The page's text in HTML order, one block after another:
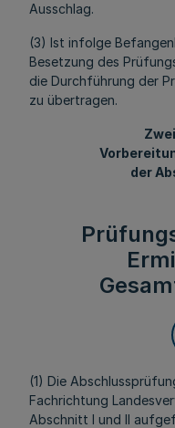
Ausschlag.
(3) Ist infolge
Besetzung des
die Durchführung der
zu übertragen.
der
(1) Die
Fachrichtung
Abschnitt I und II